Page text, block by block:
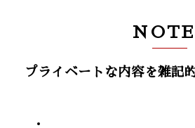
プライベートな内容を雑記